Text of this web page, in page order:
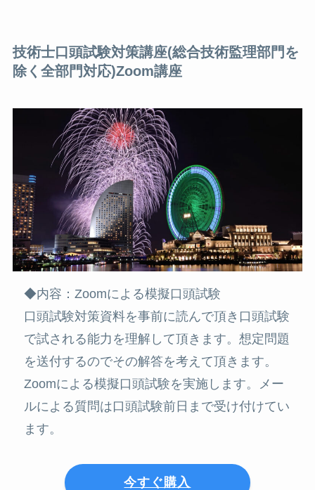
技術士口頭試験対策講座(総合技術監理部門を
除く全部門対応)Zoom講座
◆内容：Zoomによる模擬口頭試験
口頭試験対策資料を事前に読んで頂き口頭試験
で試される能力を理解して頂きます。想定問題
を送付するのでその解答を考えて頂きます。
Zoomによる模擬口頭試験を実施します。メー
ルによる質問は口頭試験前日まで受け付けてい
ます。
今すぐ購入